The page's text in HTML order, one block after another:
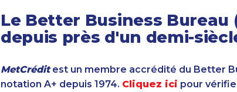
Le Better Business Bureau
depuis près d'un demi-
MetCréditest un membre accrédité du Better
notation A+ depuis 1974. Cliquez ici pour